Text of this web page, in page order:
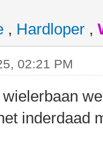
, Hardloper ,
02:21 PM
inderdaad